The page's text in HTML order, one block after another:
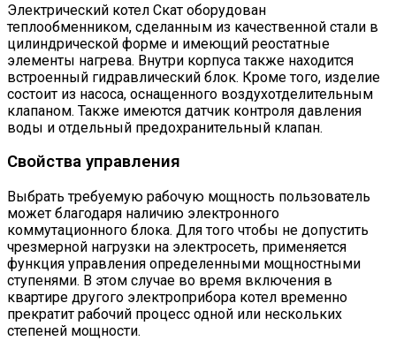
Электрический котел Скат оборудован
теплообменником, сделанным из качественной стали в
цилиндрической форме и имеющий реостатные
элементы нагрева. Внутри корпуса также находится
встроенный гидравлический блок. Кроме того, изделие
состоит из насоса, оснащенного воздухотделительным
клапаном. Также имеются датчик контроля давления
воды и отдельный предохранительный клапан.
Свойства управления
Выбрать требуемую рабочую мощность пользователь
может благодаря наличию электронного
коммутационного блока. Для того чтобы не допустить
чрезмерной нагрузки на электросеть, применяется
функция управления определенными мощностными
ступенями. В этом случае во время включения в
квартире другого электроприбора котел временно
прекратит рабочий процесс одной или нескольких
степеней мощности.